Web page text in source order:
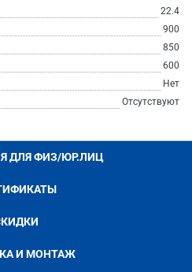
22.4
900
850
600
Нет
Отсутствуют
ДЛЯ ФИЗ/ЮР.ЛИЦ
И МОНТАЖ